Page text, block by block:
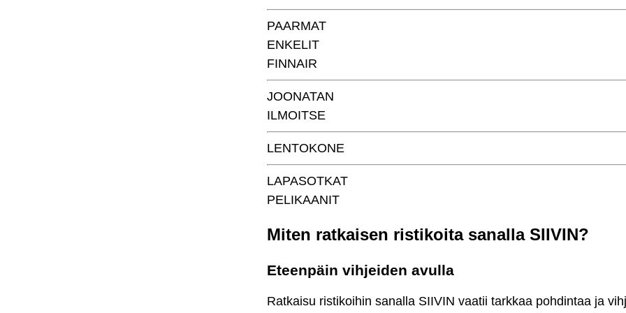
PAARMAT
ENKELIT
FINNAIR
JOONATAN
ILMOITSE
LENTOKONE
LAPASOTKAT
PELIKAANIT
Miten ratkaisen ristikoita sanalla SIIVIN?
Eteenpäin vihjeiden avulla
Ratkaisu ristikoihin sanalla SIIVIN vaatii tarkkaa pohdintaa ja